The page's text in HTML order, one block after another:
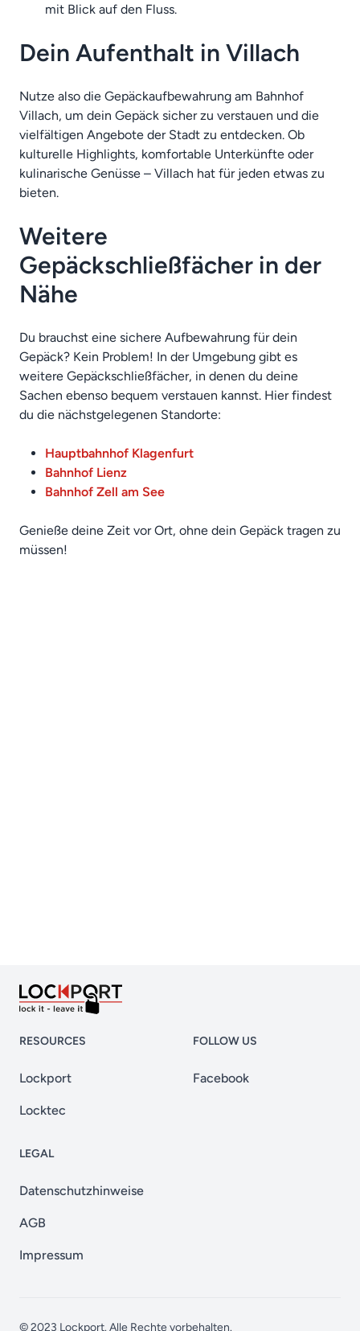
mit Blick auf den Fluss.
Dein Aufenthalt in Villach
Nutze also die Gepäckaufbewahrung am Bahnhof
Villach, um dein Gepäck sicher zu verstauen und die
vielfältigen Angebote der Stadt zu entdecken. Ob
kulturelle Highlights, komfortable Unterkünfte oder
kulinarische Genüsse – Villach hat für jeden etwas zu
bieten.
Weitere
Gepäckschließfächer in der
Nähe
Du brauchst eine sichere Aufbewahrung für dein
Gepäck? Kein Problem! In der Umgebung gibt es
weitere Gepäckschließfächer, in denen du deine
Sachen ebenso bequem verstauen kannst. Hier findest
du die nächstgelegenen Standorte:
Hauptbahnhof Klagenfurt
Bahnhof Lienz
Bahnhof Zell am See
Genieße deine Zeit vor Ort, ohne dein Gepäck tragen zu
müssen!
RESOURCES
Lockport
Locktec
FOLLOW US
Facebook
LEGAL
Datenschutzhinweise
AGB
Impressum
© 2023 Lockport. Alle Rechte vorbehalten.